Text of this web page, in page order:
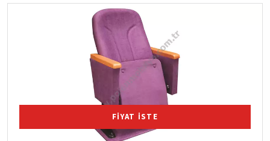
FİYAT İSTE